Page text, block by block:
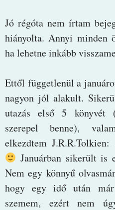
Jó régóta nem írtam
hiányolta. Annyi minden
ha lehetne inkább
Ettől függetlenül a
nagyon jól alakult.
utazás első 5 könyvét
szerepel benne),
elkezdtem
Januárban sikerült is
Nem egy könnyű
hogy egy idő után
szemem, ezért nem